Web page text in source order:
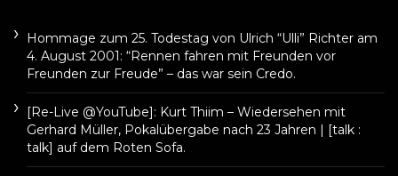
Hommage zum 25. Todestag von Ulrich “Ulli” Richter am
4. August 2001: “Rennen fahren mit Freunden vor
Freunden zur Freude” – das war sein Credo.
[Re-Live @YouTube]: Kurt Thiim – Wiedersehen mit
Gerhard Müller, Pokalübergabe nach 23 Jahren | [talk :
talk] auf dem Roten Sofa.